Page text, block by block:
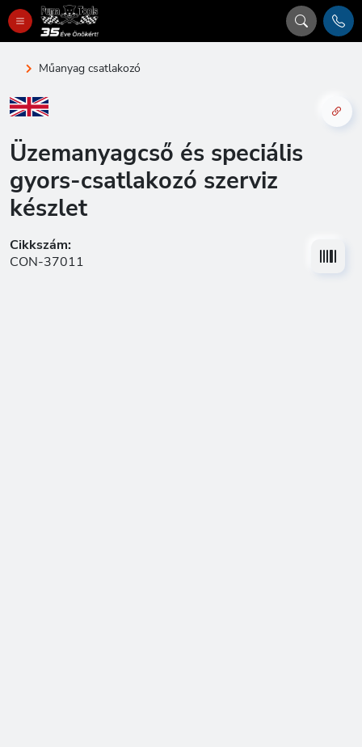
Műanyag csatlakozó
Üzemanyagcső és speciális
gyors-csatlakozó szerviz
készlet
Cikkszám:
CON-37011